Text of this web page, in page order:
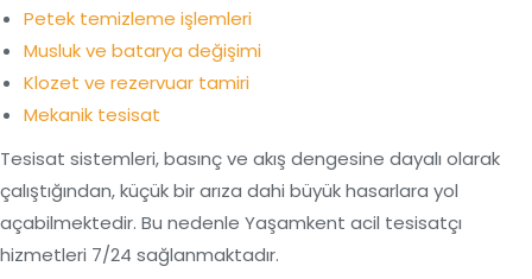
Petek temizleme işlemleri
Musluk ve batarya değişimi
Klozet ve rezervuar tamiri
Mekanik tesisat
Tesisat sistemleri, basınç ve akış dengesine dayalı olarak
çalıştığından, küçük bir arıza dahi büyük hasarlara yol
açabilmektedir. Bu nedenle Yaşamkent acil tesisatçı
hizmetleri 7/24 sağlanmaktadır.